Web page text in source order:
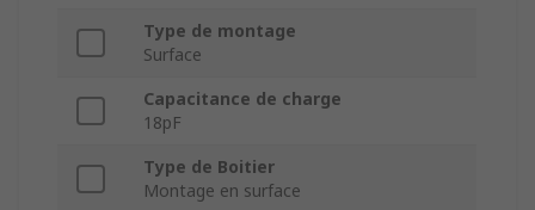
Type de montage
Surface
Capacitance de charge
18pF
Type de Boitier
Montage en surface